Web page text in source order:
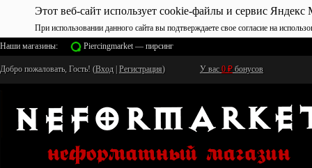
Этот веб-сайт использует cookie-файлы и сервис Яндекс
При использовании данного сайта вы подтверждаете свое согласие на
Наши магазины:
Piercingmarket — пирсинг
Добро пожаловать, Гость! (Вход Регистрация) У вас 0 ₽ бонусов